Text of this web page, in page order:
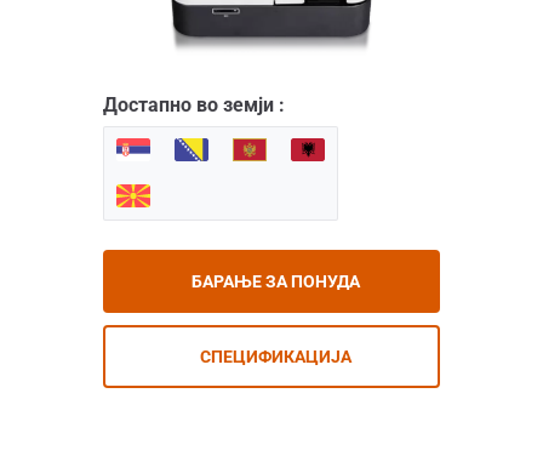
Достапно во земји :
БАРАЊЕ ЗА ПОНУДА
СПЕЦИФИКАЦИЈА